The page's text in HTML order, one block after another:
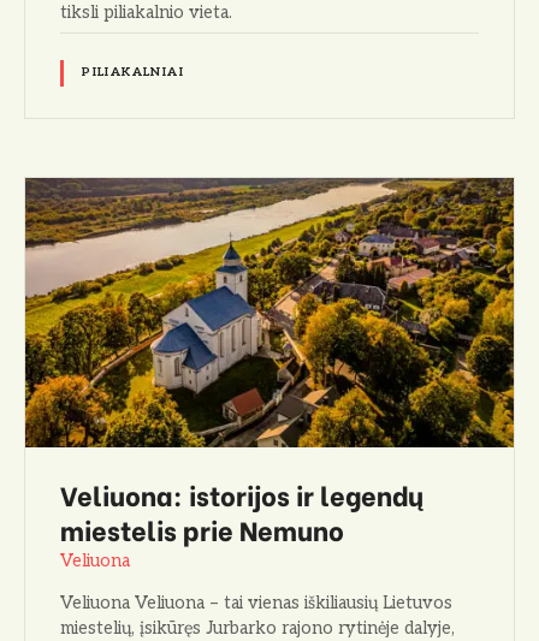
tiksli piliakalnio vieta.
PILIAKALNIAI
Veliuona: istorijos ir legendų
miestelis prie Nemuno
Veliuona
Veliuona Veliuona – tai vienas iškiliausių Lietuvos
miestelių, įsikūręs Jurbarko rajono rytinėje dalyje,